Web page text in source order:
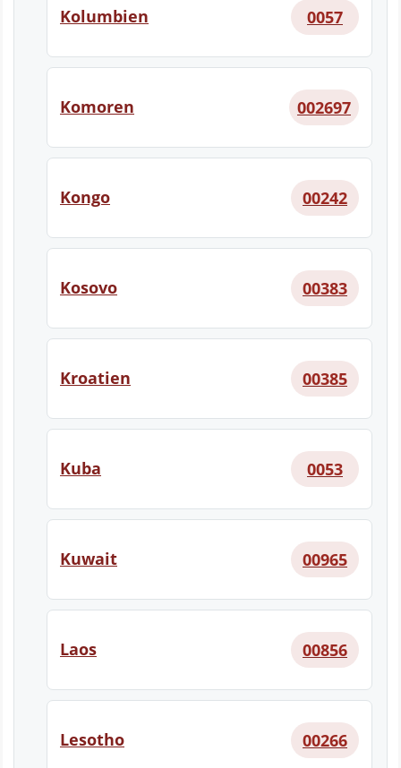
Kolumbien 0057
Komoren 002697
Kongo 00242
Kosovo 00383
Kroatien 00385
Kuba 0053
Kuwait 00965
Laos 00856
Lesotho 00266